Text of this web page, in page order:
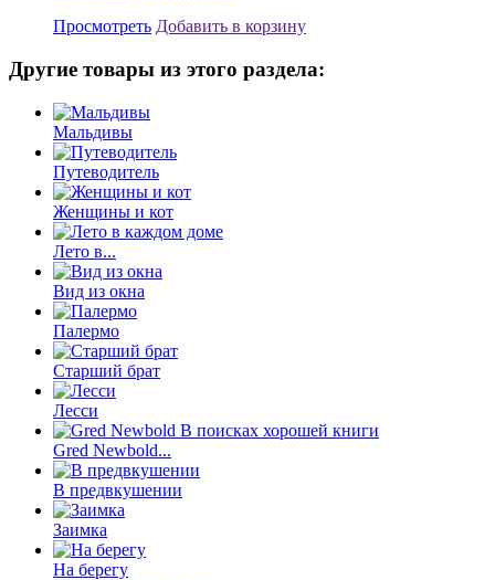
Просмотреть Добавить в корзину
Другие товары из этого раздела:
Мальдивы
Путеводитель
Женщины и кот
Лето в...
Вид из окна
Палермо
Старший брат
Лесси
Gred Newbold...
В предвкушении
Заимка
На берегу